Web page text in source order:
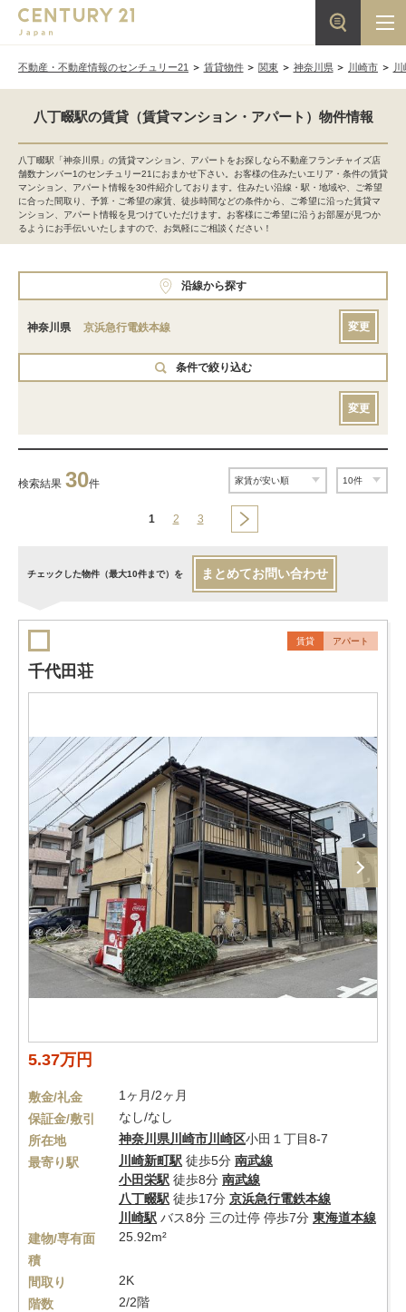
不動産・不動産情報のセンチュリー21 賃貸物件 関東 神奈川県 川崎市
八丁畷駅の賃貸（賃貸マンション・アパート）物件情報
八丁畷駅「神奈川県」の賃貸マンション、アパートをお探しなら不動産フランチャイズ店
舗数ナンバー1のセンチュリー21におまかせ下さい。お客様の住みたいエリア・条件の賃貸
マンション、アパート情報を30件紹介しております。住みたい沿線・駅・地域や、ご希望
に合った間取り、予算・ご希望の家賃、徒歩時間などの条件から、ご希望に沿った賃貸マ
ンション、アパート情報を見つけていただけます。お客様にご希望に沿うお部屋が見つか
るようにお手伝いいたしますので、お気軽にご相談ください！
沿線から探す
神奈川県 京浜急行電鉄本線 変更
条件で絞り込む
変更
検索結果 30件
1 2 3
チェックした物件（最大10件まで）を まとめてお問い合わせ
賃貸 アパート
千代田荘
5.37万円
敷金/礼金
1ヶ月/2ヶ月
保証金/敷引
なし/なし
所在地
神奈川県川崎市川崎区小田１丁目8-7
最寄り駅
川崎新町駅 徒歩5分 南武線
小田栄駅 徒歩8分 南武線
八丁畷駅 徒歩17分 京浜急行電鉄本線
川崎駅 バス8分 三の辻停 停歩7分 東海道本線
建物/専有面
積
25.92m²
間取り
2K
階数
2/2階